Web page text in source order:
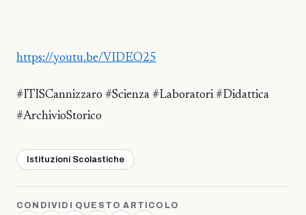
https://youtu.be/VIDEO25
#ITISCannizzaro #Scienza #Laboratori #Didattica
#ArchivioStorico
Istituzioni Scolastiche
CONDIVIDI QUESTO ARTICOLO